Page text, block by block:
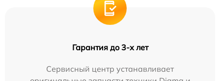
Гарантия до 3-х лет
Сервисный центр устанавливает